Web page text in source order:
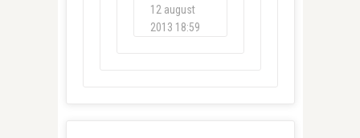
12 august
2013 18:59